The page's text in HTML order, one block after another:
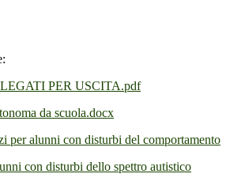
PER USCITA.pdf
da scuola.docx
per alunni con disturbi del comportamento
con disturbi dello spettro autistico